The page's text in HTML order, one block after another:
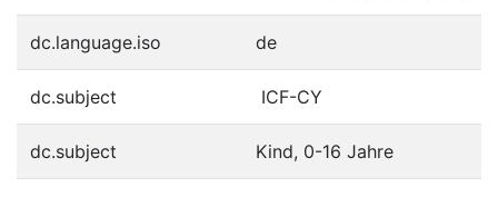
dc.language.iso de
dc.subject ICF-CY
dc.subject Kind, 0-16 Jahre